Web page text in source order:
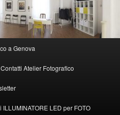
a Genova
Contatti Atelier Fotografico
LED per FOTO